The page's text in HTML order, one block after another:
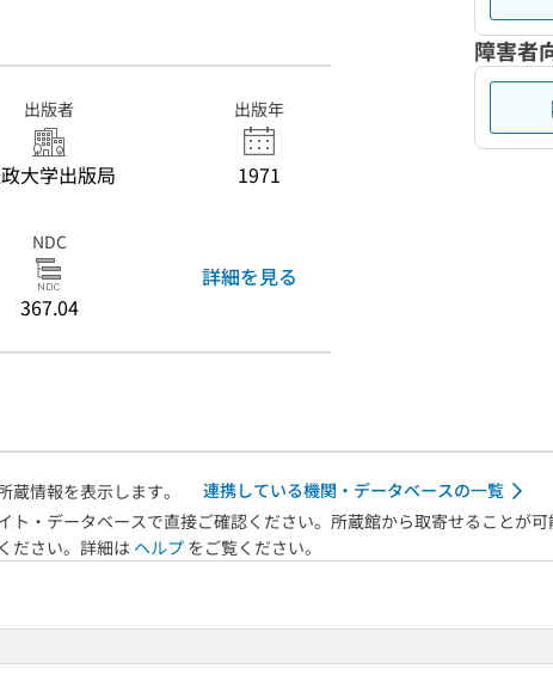
出版者
大学出版局
出版年
1971
NDC
367.04
詳細を見る
障害者
情報を表示します。
連携している機関・データベースの一覧
・データベースで直接ご確認ください。所蔵館から取寄せることが
ださい。詳細は ヘルプ をご覧ください。